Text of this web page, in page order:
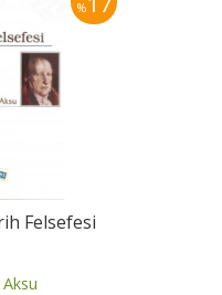
%
Felsefesi